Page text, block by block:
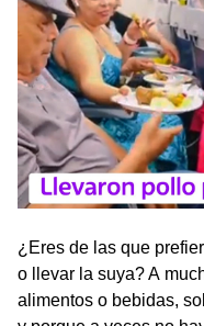
¿Eres de las que
o llevar la suya? A
alimentos o bebidas,